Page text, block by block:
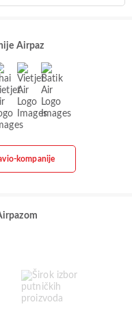
Airpaz
kompanije